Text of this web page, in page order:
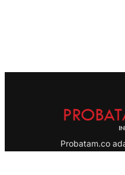
Probatam.co